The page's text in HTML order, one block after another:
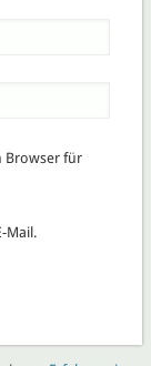
Browser für
Mail.